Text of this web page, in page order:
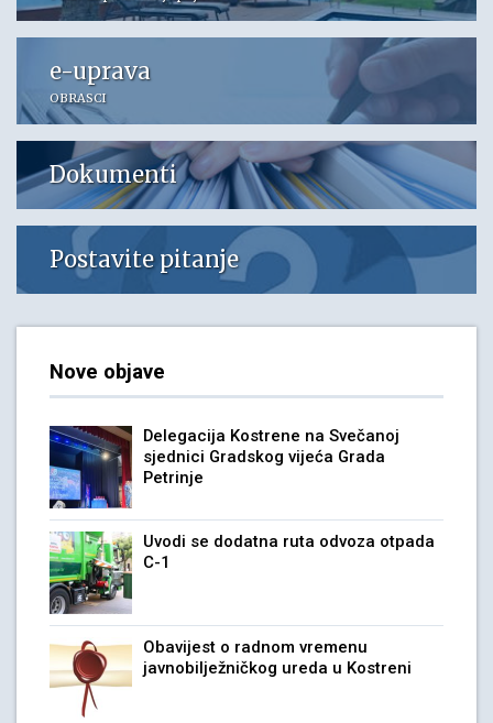
e-uprava
OBRASCI
Dokumenti
Postavite pitanje
Nove objave
Delegacija Kostrene na Svečanoj
sjednici Gradskog vijeća Grada
Petrinje
Uvodi se dodatna ruta odvoza otpada
C-1
Obavijest o radnom vremenu
javnobilježničkog ureda u Kostreni